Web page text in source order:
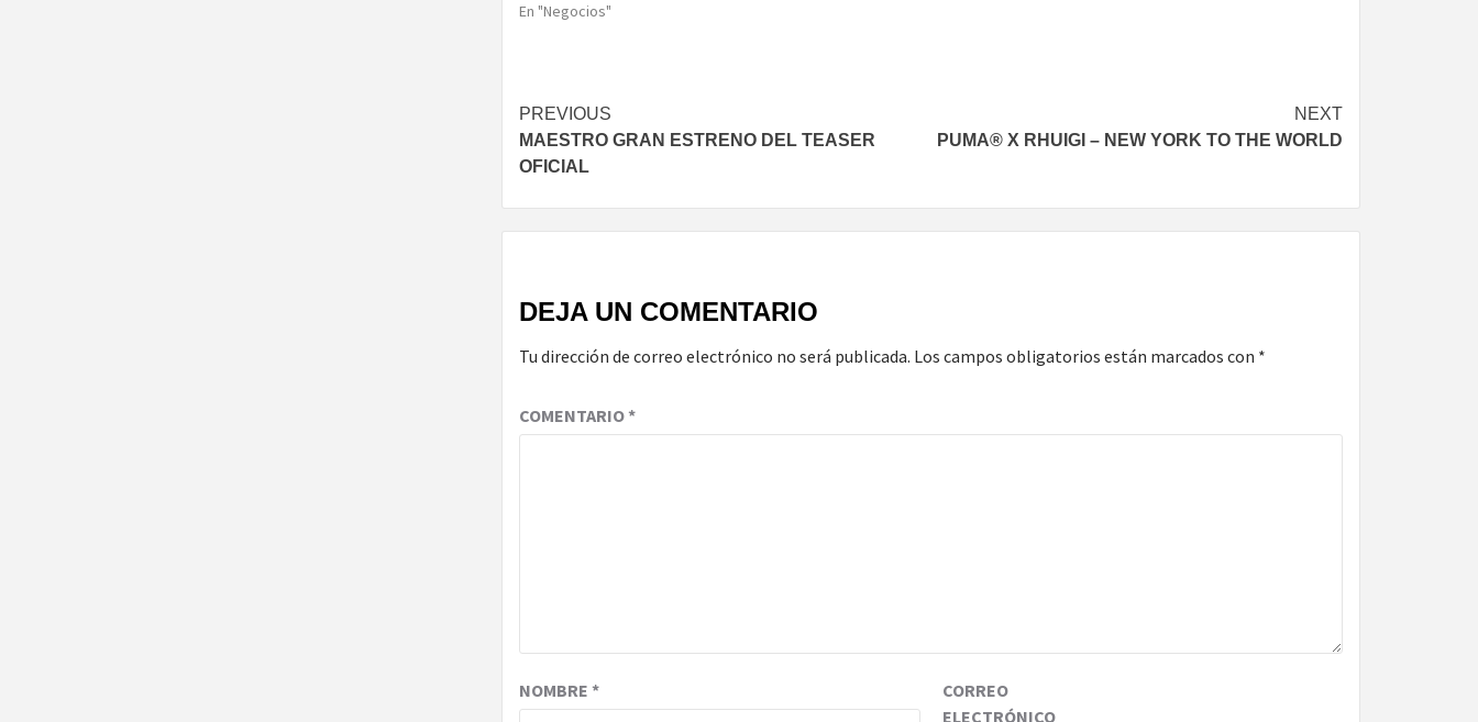
En "Negocios"
Post
navigation
PREVIOUS
MAESTRO GRAN ESTRENO DEL TEASER
OFICIAL
NEXT
PUMA® X RHUIGI – NEW YORK TO THE WORLD
DEJA UN COMENTARIO
Tu dirección de correo electrónico no será publicada. Los campos obligatorios están marcados con *
COMENTARIO*
NOMBRE *
CORREO
ELECTRÓNICO